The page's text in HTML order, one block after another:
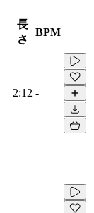
長
さ
BPM
2:12 -